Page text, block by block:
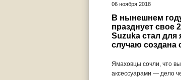
06 ноября 2018
В нынешнем
празднует свое
Suzuka стал
случаю создана
Ямаховцы сочли, что
аксессуарами — дело